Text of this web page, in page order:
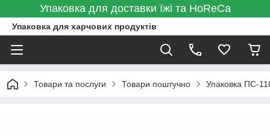
Упаковка для доставки їжі та HoReCa
Упаковка для харчових продуктів
Товари та послуги Товари поштучно Упаковка ПС-